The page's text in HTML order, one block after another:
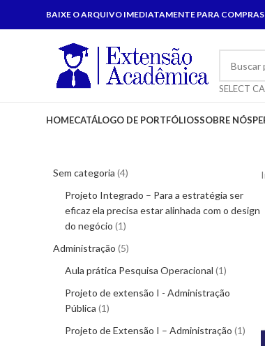
BAIXE O ARQUIVO IMEDIATAMENTE PARA
SELECT
HOMECATÁLOGO DE PORTFÓLIOSSOBRE NÓS
Sem categoria 4
Projeto Integrado – Para a estratégia ser
eficaz ela precisa estar alinhada com o design
do negócio 1
Administração 5
Aula prática Pesquisa Operacional 1
Projeto de extensão I - Administração
Pública 1
Projeto de Extensão I – Administração 1